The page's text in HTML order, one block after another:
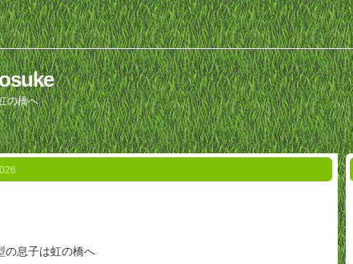
の橋へ
の息子は虹の橋へ